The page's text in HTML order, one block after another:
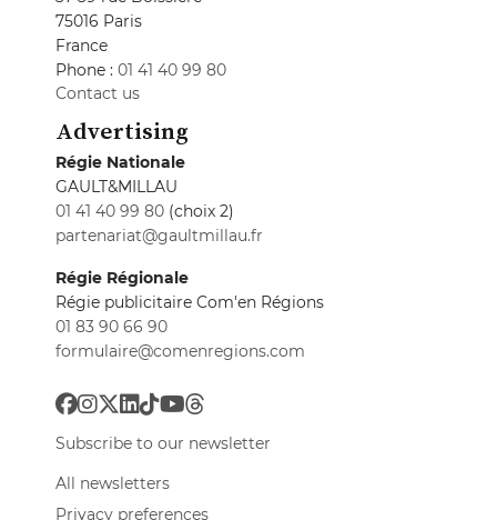
75016 Paris
France
Phone : 01 41 40 99 80
Contact us
Advertising
Régie Nationale
GAULT&MILLAU
01 41 40 99 80 (choix 2)
partenariat@gaultmillau.fr
Régie Régionale
Régie publicitaire Com'en Régions
01 83 90 66 90
formulaire@comenregions.com
Subscribe to our newsletter
All newsletters
Privacy preferences